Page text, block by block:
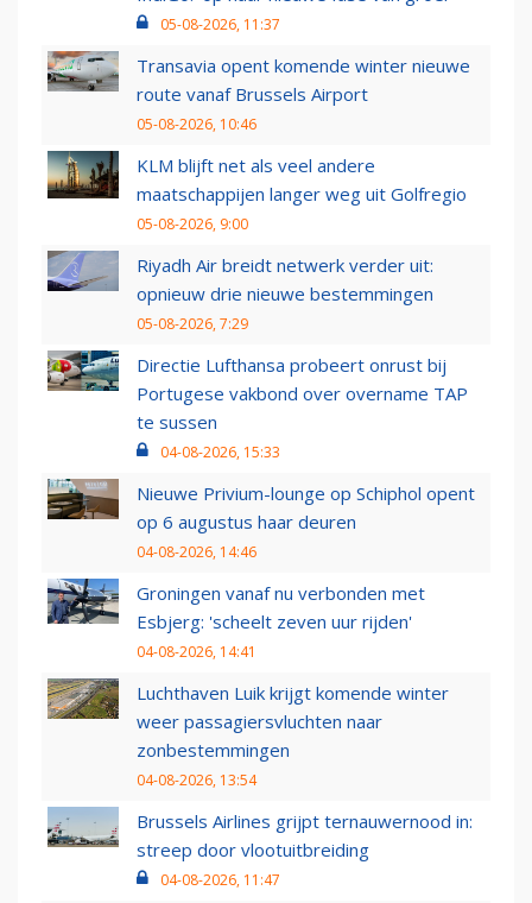
05-08-2026, 11:37
Transavia opent komende winter nieuwe
route vanaf Brussels Airport
05-08-2026, 10:46
KLM blijft net als veel andere
maatschappijen langer weg uit Golfregio
05-08-2026, 9:00
Riyadh Air breidt netwerk verder uit:
opnieuw drie nieuwe bestemmingen
05-08-2026, 7:29
Directie Lufthansa probeert onrust bij
Portugese vakbond over overname TAP
te sussen
04-08-2026, 15:33
Nieuwe Privium-lounge op Schiphol opent
op 6 augustus haar deuren
04-08-2026, 14:46
Groningen vanaf nu verbonden met
Esbjerg: 'scheelt zeven uur rijden'
04-08-2026, 14:41
Luchthaven Luik krijgt komende winter
weer passagiersvluchten naar
zonbestemmingen
04-08-2026, 13:54
Brussels Airlines grijpt ternauwernood in:
streep door vlootuitbreiding
04-08-2026, 11:47